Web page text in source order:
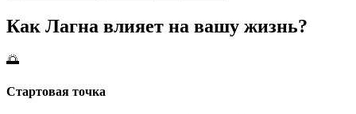
Как Лагна влияет на вашу жизнь?
🌅
Стартовая точка